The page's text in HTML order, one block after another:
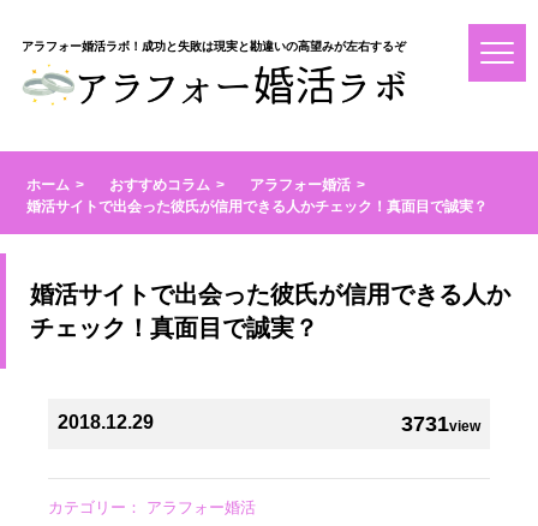
アラフォー婚活ラボ！成功と失敗は現実と勘違いの高望みが左右するぞ
ホーム おすすめコラム
アラフォー婚活
婚活サイトで出会った彼氏が信用できる人かチェック！真面目で誠実？
婚活サイトで出会った彼氏が信用できる人か
チェック！真面目で誠実？
3731view
2018.12.29
カテゴリー： アラフォー婚活